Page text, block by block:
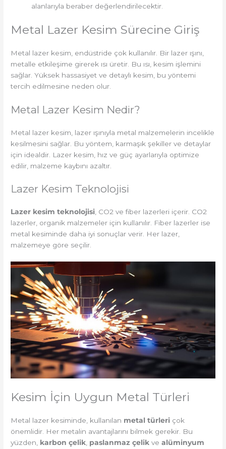
alanlarıyla beraber değerlendirilecektir.
Metal Lazer Kesim Sürecine Giriş
Metal lazer kesim, endüstride çok kullanılır. Bir lazer ışını,
metalle etkileşime girerek ısı üretir. Bu ısı, kesim işlemini
sağlar. Yüksek hassasiyet ve detaylı kesim, bu yöntemi
tercih edilmesine neden olur.
Metal Lazer Kesim Nedir?
Metal lazer kesim, lazer ışınıyla metal malzemelerin incelikle
kesilmesini sağlar. Bu yöntem, karmaşık şekiller ve detaylar
için idealdir. Lazer kesim, hız ve güç ayarlarıyla optimize
edilir, malzeme kaybını azaltır.
Lazer Kesim Teknolojisi
Lazer kesim teknolojisi, CO2 ve fiber lazerleri içerir. CO2
lazerler, organik malzemeler için kullanılır. Fiber lazerler ise
metal kesiminde daha iyi sonuçlar verir. Her lazer,
malzemeye göre seçilir.
Kesim İçin Uygun Metal Türleri
Metal lazer kesiminde, kullanılan metal türleri çok
önemlidir. Her metalin avantajlarını bilmek gerekir. Bu
yüzden, karbon çelik paslanmaz çelik vealüminyum